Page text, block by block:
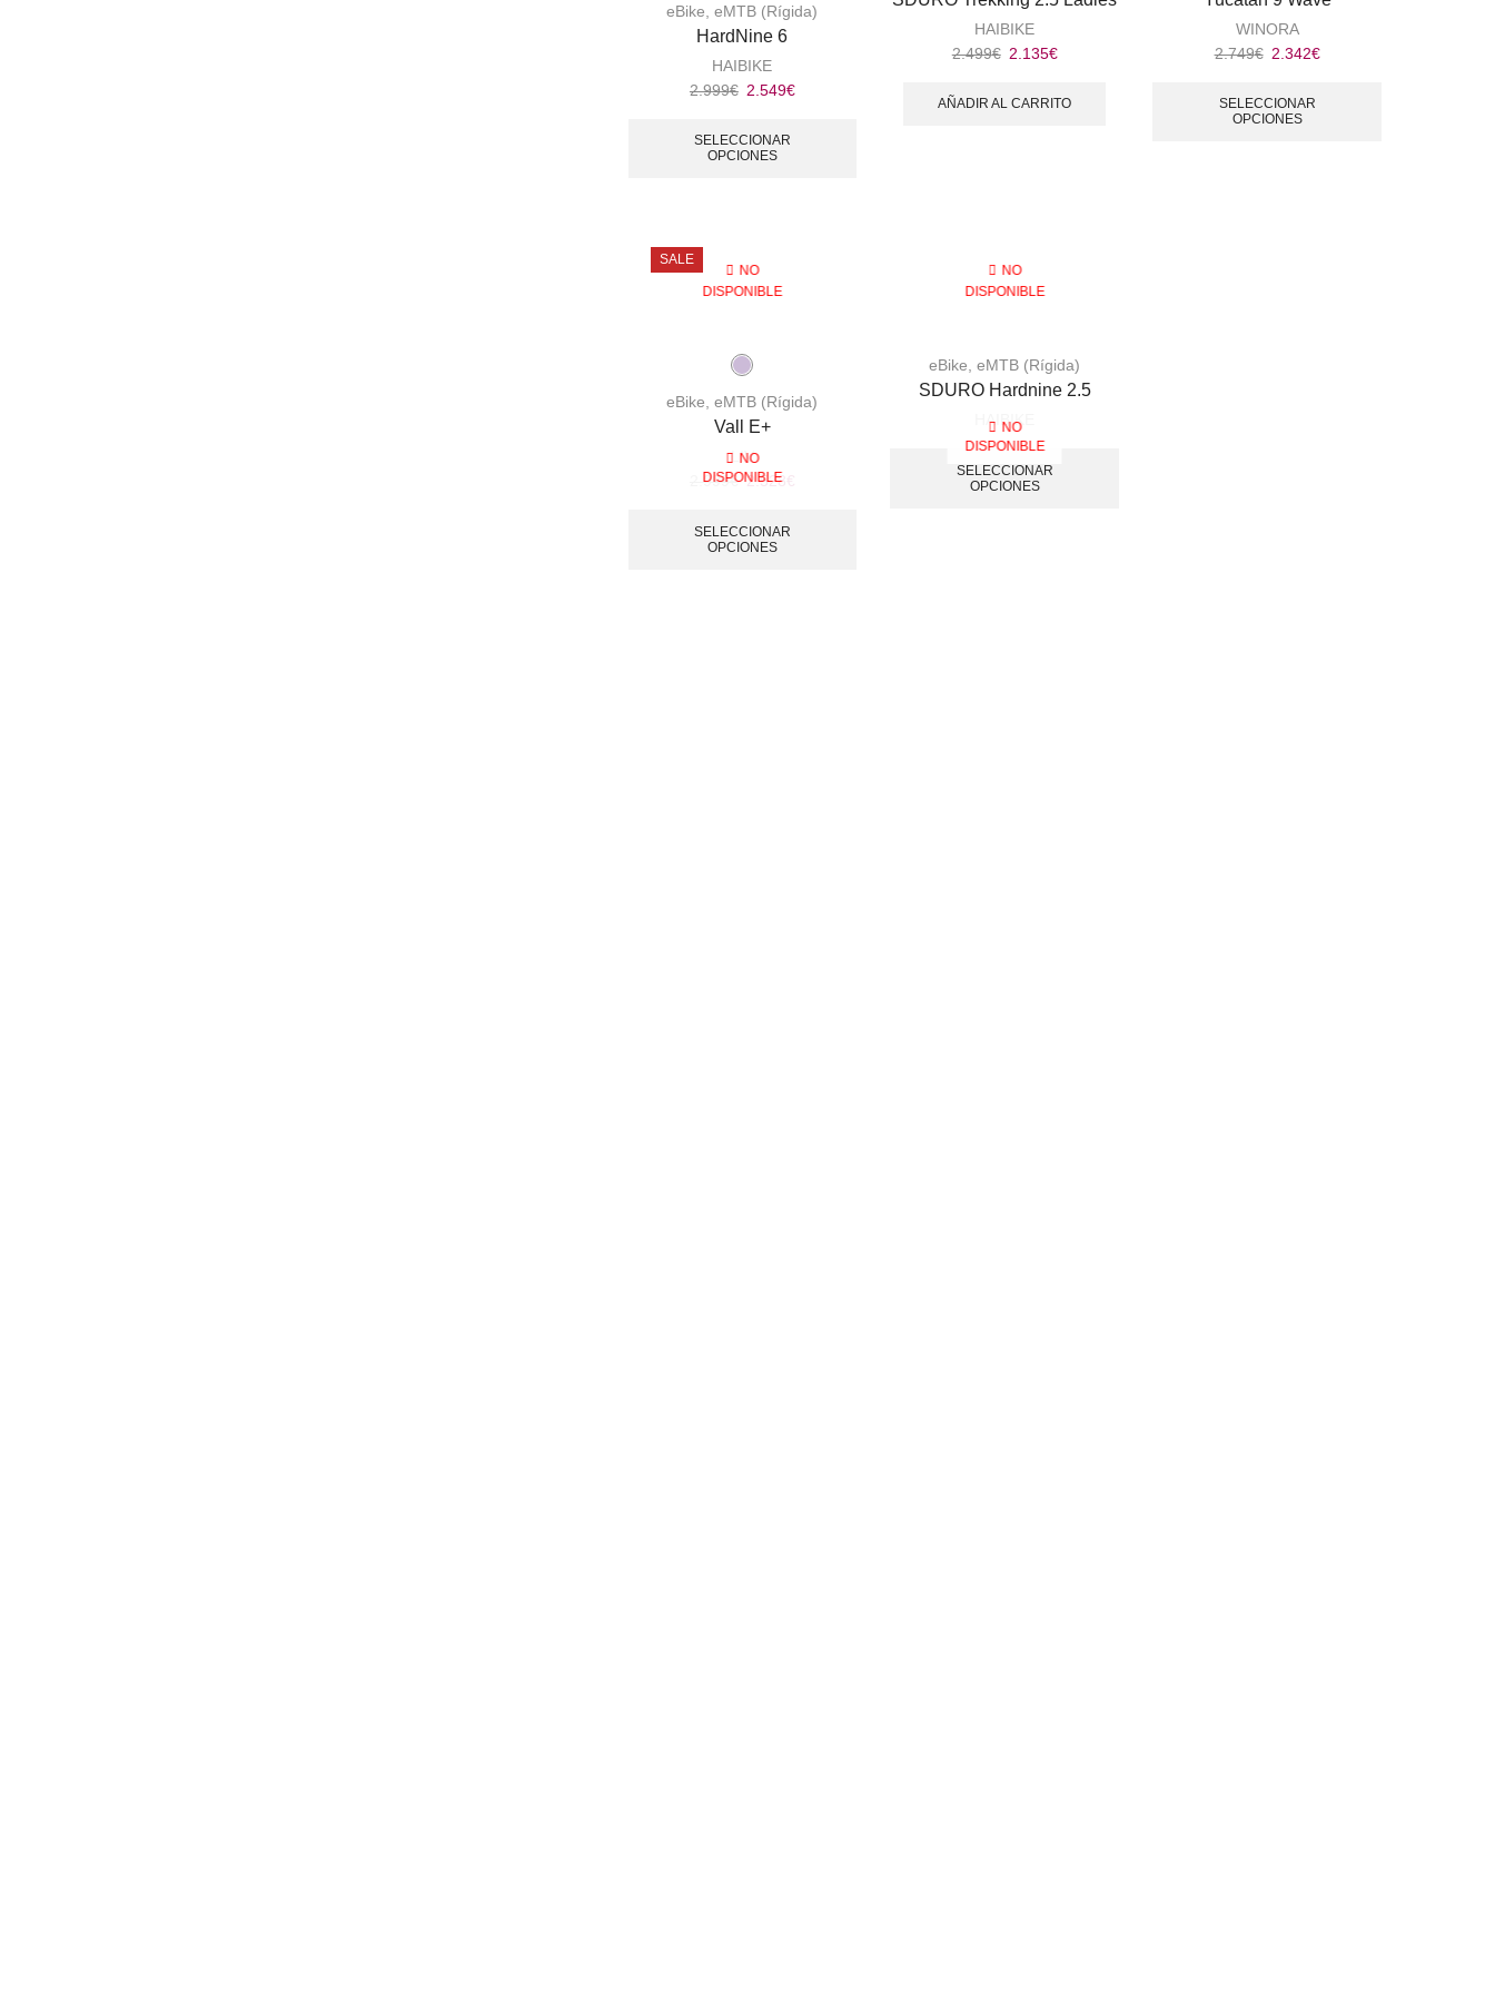
eBike ,eMTB (Rígida)
HardNine 6
HAIBIKE
2.999€ 2.549€
SELECCIONAR
OPCIONES
HAIBIKE
2.499€ 2.135€
AÑADIR AL CARRITO
WINORA
2.749€ 2.342€
SELECCIONAR
OPCIONES
SALE
NO
DISPONIBLE
eBike ,eMTB (Rígida)
Vall E+
LIV
2.999€ 2.528€
NO
DISPONIBLE
SELECCIONAR
OPCIONES
NO
DISPONIBLE
eBike ,eMTB (Rígida)
SDURO Hardnine 2.5
HAIBIKE
NO
DISPONIBLE
SELECCIONAR
OPCIONES